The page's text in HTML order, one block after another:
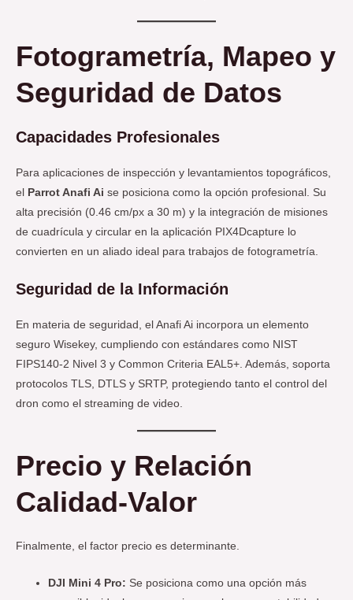
Fotogrametría, Mapeo y
Seguridad de Datos
Capacidades Profesionales
Para aplicaciones de inspección y levantamientos topográficos,
el Parrot Anafi Ai se posiciona como la opción profesional. Su
alta precisión (0.46 cm/px a 30 m) y la integración de misiones
de cuadrícula y circular en la aplicación PIX4Dcapture lo
convierten en un aliado ideal para trabajos de fotogrametría.
Seguridad de la Información
En materia de seguridad, el Anafi Ai incorpora un elemento
seguro Wisekey, cumpliendo con estándares como NIST
FIPS140-2 Nivel 3 y Common Criteria EAL5+. Además, soporta
protocolos TLS, DTLS y SRTP, protegiendo tanto el control del
dron como el streaming de video.
Precio y Relación
Calidad-Valor
Finalmente, el factor precio es determinante.
DJI Mini 4 Pro: Se posiciona como una opción más